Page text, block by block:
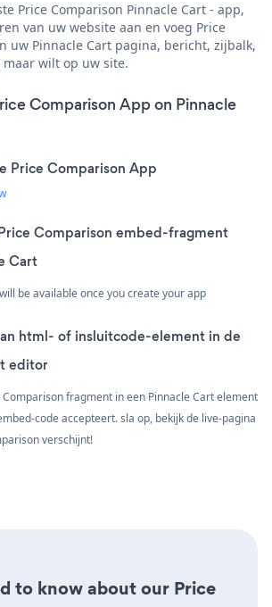
Price Comparison Pinnacle Cart - app,
van uw website aan en voeg Price
uw Pinnacle Cart pagina, bericht, zijbalk,
wilt op uw site.
Comparison App on Pinnacle
Price Comparison App
Comparison embed-fragment
Cart
be available once you create your app
html- of insluitcode-element in de
editor
Comparison fragment in een Pinnacle Cart element
code accepteert. sla op, bekijk de live-pagina
verschijnt!
to know about our Price